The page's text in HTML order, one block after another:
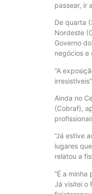
passear, ir
De quarta
Nordeste
Governo
negócios e
“A
Ainda no
(Cobraf),
“Já estive
lugares
relatou a
“É a
Já visitei o